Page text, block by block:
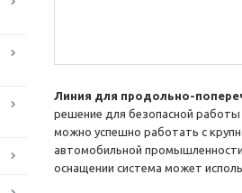
Линия для продольно-
решение для безопасной
можно успешно работать с
автомобильной
оснащении система может